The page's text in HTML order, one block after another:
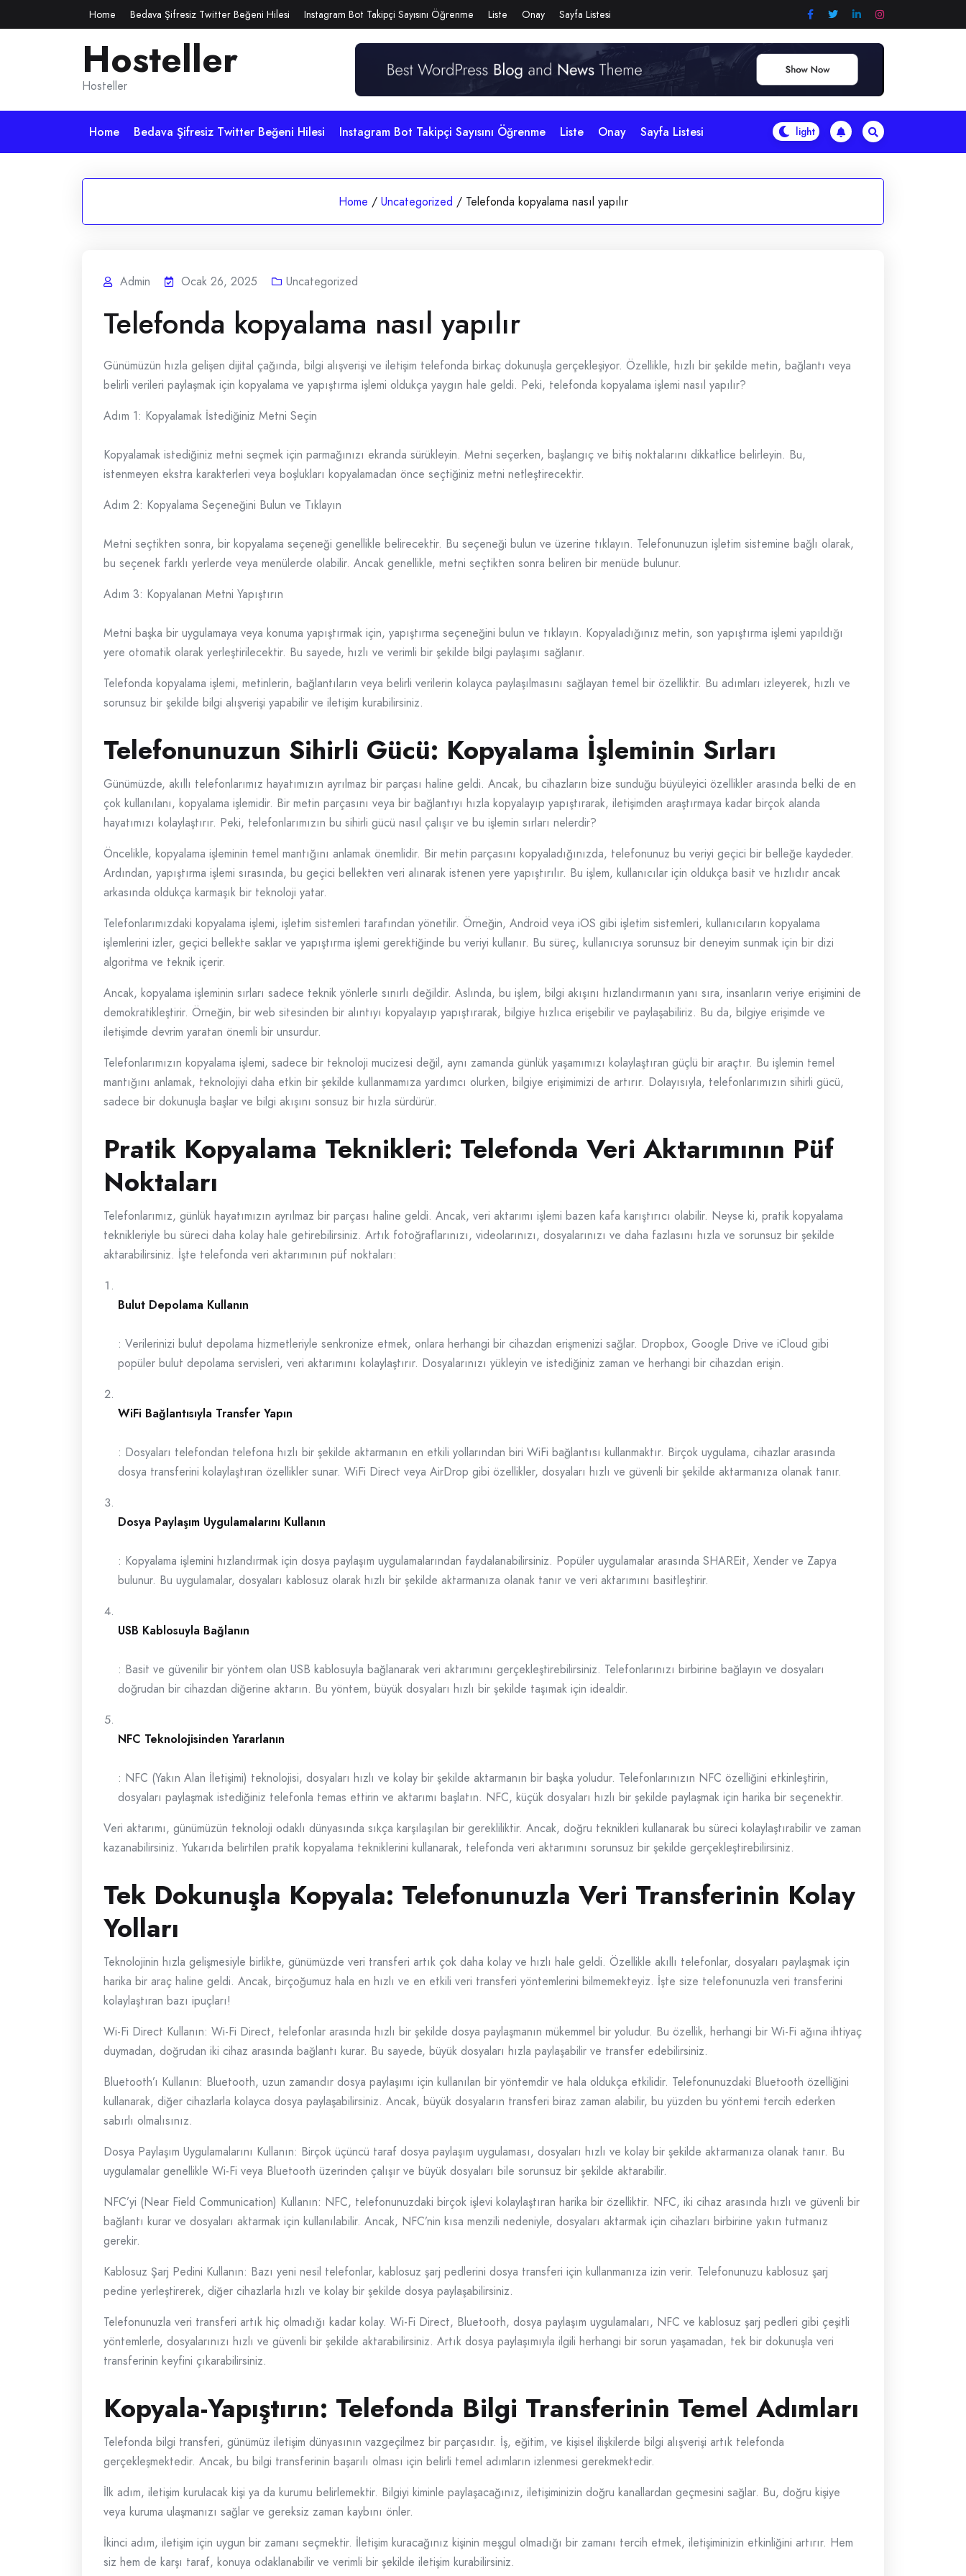
to
Home Bedava Şifresiz Twitter Beğeni Hilesi Instagram Bot Takipçi Sayısını Öğrenme Liste Onay Sayfa Listesi
Hosteller
Hosteller
Home Bedava Şifresiz Twitter Beğeni Hilesi Instagram Bot Takipçi Sayısını Öğrenme Liste Onay Sayfa Listesi
Home / Uncategorized / Telefonda kopyalama nasıl yapılır
Admin Ocak 26, 2025 Uncategorized
Telefonda kopyalama nasıl yapılır
Günümüzün hızla gelişen dijital çağında, bilgi alışverişi ve iletişim telefonda birkaç dokunuşla gerçekleşiyor. Özellikle, hızlı bir şekilde metin, bağlantı veya
belirli verileri paylaşmak için kopyalama ve yapıştırma işlemi oldukça yaygın hale geldi. Peki, telefonda kopyalama işlemi nasıl yapılır?
Adım 1: Kopyalamak İstediğiniz Metni Seçin
Kopyalamak istediğiniz metni seçmek için parmağınızı ekranda sürükleyin. Metni seçerken, başlangıç ve bitiş noktalarını dikkatlice belirleyin. Bu,
istenmeyen ekstra karakterleri veya boşlukları kopyalamadan önce seçtiğiniz metni netleştirecektir.
Adım 2: Kopyalama Seçeneğini Bulun ve Tıklayın
Metni seçtikten sonra, bir kopyalama seçeneği genellikle belirecektir. Bu seçeneği bulun ve üzerine tıklayın. Telefonunuzun işletim sistemine bağlı olarak,
bu seçenek farklı yerlerde veya menülerde olabilir. Ancak genellikle, metni seçtikten sonra beliren bir menüde bulunur.
Adım 3: Kopyalanan Metni Yapıştırın
Metni başka bir uygulamaya veya konuma yapıştırmak için, yapıştırma seçeneğini bulun ve tıklayın. Kopyaladığınız metin, son yapıştırma işlemi yapıldığı
yere otomatik olarak yerleştirilecektir. Bu sayede, hızlı ve verimli bir şekilde bilgi paylaşımı sağlanır.
Telefonda kopyalama işlemi, metinlerin, bağlantıların veya belirli verilerin kolayca paylaşılmasını sağlayan temel bir özelliktir. Bu adımları izleyerek, hızlı ve
sorunsuz bir şekilde bilgi alışverişi yapabilir ve iletişim kurabilirsiniz.
Telefonunuzun Sihirli Gücü: Kopyalama İşleminin Sırları
Günümüzde, akıllı telefonlarımız hayatımızın ayrılmaz bir parçası haline geldi. Ancak, bu cihazların bize sunduğu büyüleyici özellikler arasında belki de en
çok kullanılanı, kopyalama işlemidir. Bir metin parçasını veya bir bağlantıyı hızla kopyalayıp yapıştırarak, iletişimden araştırmaya kadar birçok alanda
hayatımızı kolaylaştırır. Peki, telefonlarımızın bu sihirli gücü nasıl çalışır ve bu işlemin sırları nelerdir?
Öncelikle, kopyalama işleminin temel mantığını anlamak önemlidir. Bir metin parçasını kopyaladığınızda, telefonunuz bu veriyi geçici bir belleğe kaydeder.
Ardından, yapıştırma işlemi sırasında, bu geçici bellekten veri alınarak istenen yere yapıştırılır. Bu işlem, kullanıcılar için oldukça basit ve hızlıdır ancak
arkasında oldukça karmaşık bir teknoloji yatar.
Telefonlarımızdaki kopyalama işlemi, işletim sistemleri tarafından yönetilir. Örneğin, Android veya iOS gibi işletim sistemleri, kullanıcıların kopyalama
işlemlerini izler, geçici bellekte saklar ve yapıştırma işlemi gerektiğinde bu veriyi kullanır. Bu süreç, kullanıcıya sorunsuz bir deneyim sunmak için bir dizi
algoritma ve teknik içerir.
Ancak, kopyalama işleminin sırları sadece teknik yönlerle sınırlı değildir. Aslında, bu işlem, bilgi akışını hızlandırmanın yanı sıra, insanların veriye erişimini de
demokratikleştirir. Örneğin, bir web sitesinden bir alıntıyı kopyalayıp yapıştırarak, bilgiye hızlıca erişebilir ve paylaşabiliriz. Bu da, bilgiye erişimde ve
iletişimde devrim yaratan önemli bir unsurdur.
Telefonlarımızın kopyalama işlemi, sadece bir teknoloji mucizesi değil, aynı zamanda günlük yaşamımızı kolaylaştıran güçlü bir araçtır. Bu işlemin temel
mantığını anlamak, teknolojiyi daha etkin bir şekilde kullanmamıza yardımcı olurken, bilgiye erişimimizi de artırır. Dolayısıyla, telefonlarımızın sihirli gücü,
sadece bir dokunuşla başlar ve bilgi akışını sonsuz bir hızla sürdürür.
Pratik Kopyalama Teknikleri: Telefonda Veri Aktarımının Püf
Noktaları
Telefonlarımız, günlük hayatımızın ayrılmaz bir parçası haline geldi. Ancak, veri aktarımı işlemi bazen kafa karıştırıcı olabilir. Neyse ki, pratik kopyalama
teknikleriyle bu süreci daha kolay hale getirebilirsiniz. Artık fotoğraflarınızı, videolarınızı, dosyalarınızı ve daha fazlasını hızla ve sorunsuz bir şekilde
aktarabilirsiniz. İşte telefonda veri aktarımının püf noktaları:
Bulut Depolama Kullanın
: Verilerinizi bulut depolama hizmetleriyle senkronize etmek, onlara herhangi bir cihazdan erişmenizi sağlar. Dropbox, Google Drive ve iCloud gibi
popüler bulut depolama servisleri, veri aktarımını kolaylaştırır. Dosyalarınızı yükleyin ve istediğiniz zaman ve herhangi bir cihazdan erişin.
WiFi Bağlantısıyla Transfer Yapın
: Dosyaları telefondan telefona hızlı bir şekilde aktarmanın en etkili yollarından biri WiFi bağlantısı kullanmaktır. Birçok uygulama, cihazlar arasında
dosya transferini kolaylaştıran özellikler sunar. WiFi Direct veya AirDrop gibi özellikler, dosyaları hızlı ve güvenli bir şekilde aktarmanıza olanak tanır.
Dosya Paylaşım Uygulamalarını Kullanın
: Kopyalama işlemini hızlandırmak için dosya paylaşım uygulamalarından faydalanabilirsiniz. Popüler uygulamalar arasında SHAREit, Xender ve Zapya
bulunur. Bu uygulamalar, dosyaları kablosuz olarak hızlı bir şekilde aktarmanıza olanak tanır ve veri aktarımını basitleştirir.
USB Kablosuyla Bağlanın
: Basit ve güvenilir bir yöntem olan USB kablosuyla bağlanarak veri aktarımını gerçekleştirebilirsiniz. Telefonlarınızı birbirine bağlayın ve dosyaları
doğrudan bir cihazdan diğerine aktarın. Bu yöntem, büyük dosyaları hızlı bir şekilde taşımak için idealdir.
NFC Teknolojisinden Yararlanın
: NFC (Yakın Alan İletişimi) teknolojisi, dosyaları hızlı ve kolay bir şekilde aktarmanın bir başka yoludur. Telefonlarınızın NFC özelliğini etkinleştirin,
dosyaları paylaşmak istediğiniz telefonla temas ettirin ve aktarımı başlatın. NFC, küçük dosyaları hızlı bir şekilde paylaşmak için harika bir seçenektir.
Veri aktarımı, günümüzün teknoloji odaklı dünyasında sıkça karşılaşılan bir gerekliliktir. Ancak, doğru teknikleri kullanarak bu süreci kolaylaştırabilir ve zaman
kazanabilirsiniz. Yukarıda belirtilen pratik kopyalama tekniklerini kullanarak, telefonda veri aktarımını sorunsuz bir şekilde gerçekleştirebilirsiniz.
Tek Dokunuşla Kopyala: Telefonunuzla Veri Transferinin Kolay
Yolları
Teknolojinin hızla gelişmesiyle birlikte, günümüzde veri transferi artık çok daha kolay ve hızlı hale geldi. Özellikle akıllı telefonlar, dosyaları paylaşmak için
harika bir araç haline geldi. Ancak, birçoğumuz hala en hızlı ve en etkili veri transferi yöntemlerini bilmemekteyiz. İşte size telefonunuzla veri transferini
kolaylaştıran bazı ipuçları!
Wi-Fi Direct Kullanın: Wi-Fi Direct, telefonlar arasında hızlı bir şekilde dosya paylaşmanın mükemmel bir yoludur. Bu özellik, herhangi bir Wi-Fi ağına ihtiyaç
duymadan, doğrudan iki cihaz arasında bağlantı kurar. Bu sayede, büyük dosyaları hızla paylaşabilir ve transfer edebilirsiniz.
Bluetooth’ı Kullanın: Bluetooth, uzun zamandır dosya paylaşımı için kullanılan bir yöntemdir ve hala oldukça etkilidir. Telefonunuzdaki Bluetooth özelliğini
kullanarak, diğer cihazlarla kolayca dosya paylaşabilirsiniz. Ancak, büyük dosyaların transferi biraz zaman alabilir, bu yüzden bu yöntemi tercih ederken
sabırlı olmalısınız.
Dosya Paylaşım Uygulamalarını Kullanın: Birçok üçüncü taraf dosya paylaşım uygulaması, dosyaları hızlı ve kolay bir şekilde aktarmanıza olanak tanır. Bu
uygulamalar genellikle Wi-Fi veya Bluetooth üzerinden çalışır ve büyük dosyaları bile sorunsuz bir şekilde aktarabilir.
NFC’yi (Near Field Communication) Kullanın: NFC, telefonunuzdaki birçok işlevi kolaylaştıran harika bir özelliktir. NFC, iki cihaz arasında hızlı ve güvenli bir
bağlantı kurar ve dosyaları aktarmak için kullanılabilir. Ancak, NFC’nin kısa menzili nedeniyle, dosyaları aktarmak için cihazları birbirine yakın tutmanız
gerekir.
Kablosuz Şarj Pedini Kullanın: Bazı yeni nesil telefonlar, kablosuz şarj pedlerini dosya transferi için kullanmanıza izin verir. Telefonunuzu kablosuz şarj
pedine yerleştirerek, diğer cihazlarla hızlı ve kolay bir şekilde dosya paylaşabilirsiniz.
Telefonunuzla veri transferi artık hiç olmadığı kadar kolay. Wi-Fi Direct, Bluetooth, dosya paylaşım uygulamaları, NFC ve kablosuz şarj pedleri gibi çeşitli
yöntemlerle, dosyalarınızı hızlı ve güvenli bir şekilde aktarabilirsiniz. Artık dosya paylaşımıyla ilgili herhangi bir sorun yaşamadan, tek bir dokunuşla veri
transferinin keyfini çıkarabilirsiniz.
Kopyala-Yapıştırın: Telefonda Bilgi Transferinin Temel Adımları
Telefonda bilgi transferi, günümüz iletişim dünyasının vazgeçilmez bir parçasıdır. İş, eğitim, ve kişisel ilişkilerde bilgi alışverişi artık telefonda
gerçekleşmektedir. Ancak, bu bilgi transferinin başarılı olması için belirli temel adımların izlenmesi gerekmektedir.
İlk adım, iletişim kurulacak kişi ya da kurumu belirlemektir. Bilgiyi kiminle paylaşacağınız, iletişiminizin doğru kanallardan geçmesini sağlar. Bu, doğru kişiye
veya kuruma ulaşmanızı sağlar ve gereksiz zaman kaybını önler.
İkinci adım, iletişim için uygun bir zamanı seçmektir. İletişim kuracağınız kişinin meşgul olmadığı bir zamanı tercih etmek, iletişiminizin etkinliğini artırır. Hem
siz hem de karşı taraf, konuya odaklanabilir ve verimli bir şekilde iletişim kurabilirsiniz.